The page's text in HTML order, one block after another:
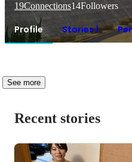
19Connections14Followers
Profile Stories 1
See more
Recent stories